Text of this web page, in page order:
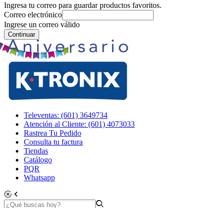
Ingresa tu correo para guardar productos favoritos.
Correo electrónico
Ingrese un correo válido
Continuar
Televentas: (601) 3649734
Atención al Cliente: (601) 4073033
Rastrea Tu Pedido
Consulta tu factura
Tiendas
Catálogo
PQR
Whatsapp